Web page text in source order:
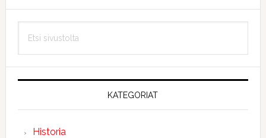
Ensisijainen
sivupalkki
sivustolta
KATEGORIAT
Historia